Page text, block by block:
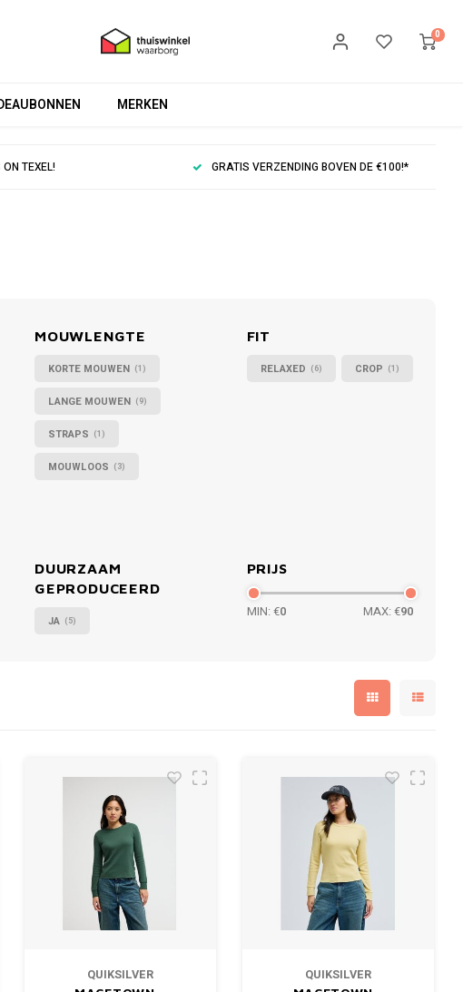
0
MERKEN
TEXEL! GRATIS VERZENDING BOVEN DE €100!*
MOUWLENGTE
KORTE MOUWEN (1)
LANGE MOUWEN (9)
STRAPS (1)
MOUWLOOS (3)
FIT
RELAXED (6) CROP (1)
DUURZAAM
GEPRODUCEERD
JA (5)
PRIJS
MIN: €0 MAX: €90
QUIKSILVER QUIKSILVER